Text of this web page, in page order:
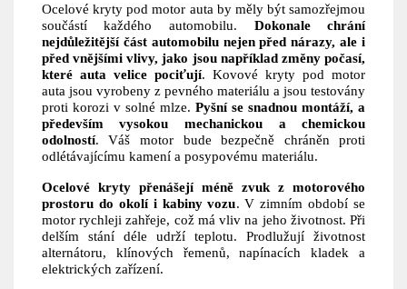
Ocelové kryty pod motor auta by měly být samozřejmou
součástí každého automobilu. Dokonale chrání
nejdůležitější část automobilu nejen před nárazy, ale i
před vnějšími vlivy, jako jsou například změny počasí,
které auta velice pociťují. Kovové kryty pod motor
auta jsou vyrobeny z pevného materiálu a jsou testovány
proti korozi v solné mlze.Pyšní se snadnou montáží, a
především vysokou mechanickou a chemickou
odolností. Váš motor bude bezpečně chráněn proti
odlétávajícímu kamení a posypovému materiálu.
Ocelové kryty přenášejí méně zvuk z motorového
prostoru do okolí i kabiny vozu. V zimním období se
motor rychleji zahřeje, což má vliv na jeho životnost. Při
delším stání déle udrží teplotu. Prodlužují životnost
alternátoru, klínových řemenů, napínacích kladek a
elektrických zařízení.